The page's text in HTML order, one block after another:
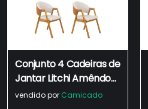
Conjunto 4 Cadeiras de
Jantar Litchi Amêndoa
com Linho Off White e
vendido por Camicado